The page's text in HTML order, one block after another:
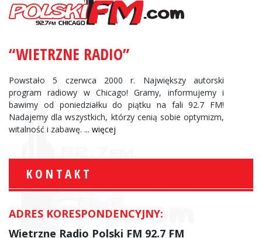
“WIETRZNE RADIO”
Powstało 5 czerwca 2000 r. Największy autorski
program radiowy w Chicago! Gramy, informujemy i
bawimy od poniedziałku do piątku na fali 92.7 FM!
Nadajemy dla wszystkich, którzy cenią sobie optymizm,
witalność i zabawę. ... więcej
KONTAKT
ADRES KORESPONDENCYJNY:
Wietrzne Radio Polski FM 92.7 FM